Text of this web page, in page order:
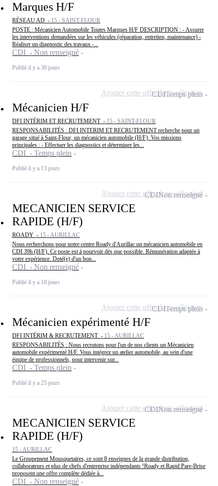
Marques H/F
RÉSEAU AD - 15 - SAINT-FLOUR
POSTE : Mécanicien Automobile Toutes Marques H/F DESCRIPTION : - Assurer
les interventions demandées sur les véhicules (réparation, entretien, maintenance) -
Réaliser un diagnostic des travaux -...
CDI - Non renseigné
Publié il y a 30 jours
Mécanicien H/F
DFI INTÉRIM ET RECRUTEMENT - 15 - SAINT-FLOUR
RESPONSABILITÉS : DFI INTERIM ET RECRUTEMENT recherche pour un
garage situé à Saint-Flour, un mécanicien automobile (H/F). Vos missions
principales : - Effectuer les diagnostics et déterminer les...
CDI - Temps plein
Publié il y a 13 jours
CDITemps plein
Ajouter cette offre à ma sélection
MECANICIEN SERVICE
RAPIDE (H/F)
ROADY - 15 - AURILLAC
Nous recherchons pour notre centre Roady d'Aurillac un mécanicien automobile en
CDI 39h (H/F). Ce poste est à pourvoir dès que possible. Rémunération adaptée à
votre expérience. Doté(e) d'un bon...
CDI - Non renseigné
Publié il y a 18 jours
CDINon renseigné
Ajouter cette offre à ma sélection
Mécanicien expérimenté H/F
DFI INTÉRIM & RECRUTEMENT - 15 - AURILLAC
RESPONSABILITÉS : Nous recrutons pour l'un de nos clients un Mécanicien
automobile expérimenté H/F. Vous intégrez un atelier automobile, au sein d'une
équipe de professionnels, pour intervenir sur...
CDI - Temps plein
Publié il y a 25 jours
CDITemps plein
Ajouter cette offre à ma sélection
MECANICIEN SERVICE
RAPIDE (H/F)
15 - AURILLAC
Le Groupement Mousquetaires, ce sont 8 enseignes de la grande distribution,
collaborateurs et plus de chefs d'entreprise indépendants !Roady et Rapid Pare-Brise
proposent une offre complète dédiée à...
CDI - Non renseigné
CDINon renseigné
Ajouter cette offre à ma sélection